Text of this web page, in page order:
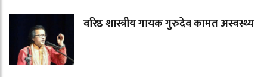
वरिष्ठ शास्त्रीय गायक गुरुदेव कामत अस्वस्थ्य